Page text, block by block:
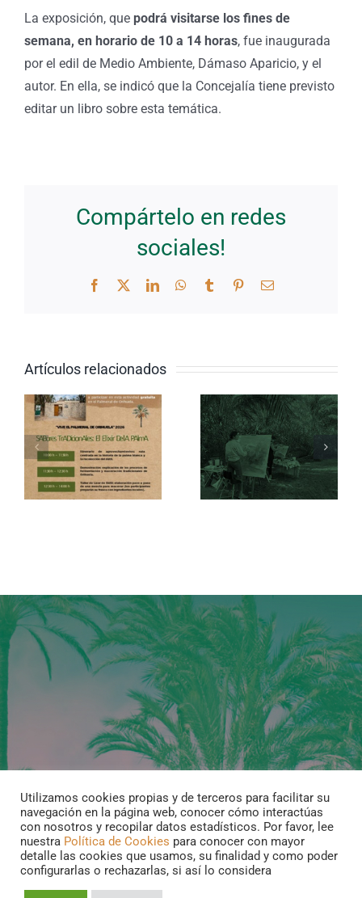
La exposición, que podrá visitarse los fines de
semana, en horario de 10 a 14 horas, fue inaugurada
por el edil de Medio Ambiente, Dámaso Aparicio, y el
autor. En ella, se indicó que la Concejalía tiene previsto
editar un libro sobre esta temática.
Compártelo en redes
sociales!
Facebook
TwitterLinkedInWhatsApp
Tumblr PinterestCorreo
Artículos relacionados
Mellado
gana el II
Concurso
de Pintura
Palmeral
celebrará
el II
Concurso
de Pintura
Aviso legal y Política de privacidad|Información sobre las cookies
Utilizamos cookies propias y de terceros para facilitar su
navegación en la página web, conocer cómo interactúas
con nosotros y recopilar datos estadísticos. Por favor, lee
nuestra Política de Cookies para conocer con mayor
detalle las cookies que usamos, su finalidad y como poder
configurarlas o rechazarlas, si así lo considera